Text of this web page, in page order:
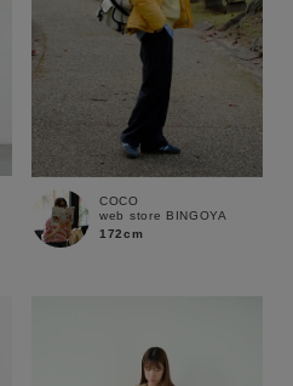
COCO
web store BINGOYA
172cm